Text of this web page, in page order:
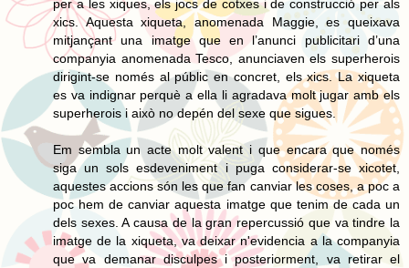
per a les xiques, els jocs de cotxes i de construcció per als
xics. Aquesta xiqueta, anomenada Maggie, es queixava
mitjançant una imatge que en l’anunci publicitari d’una
companyia anomenada Tesco, anunciaven els superherois
dirigint-se només al públic en concret, els xics. La xiqueta
es va indignar perquè a ella li agradava molt jugar amb els
superherois i això no depén del sexe que sigues.
Em sembla un acte molt valent i que encara que només
siga un sols esdeveniment i puga considerar-se xicotet,
aquestes accions són les que fan canviar les coses, a poc a
poc hem de canviar aquesta imatge que tenim de cada un
dels sexes. A causa de la gran repercussió que va tindre la
imatge de la xiqueta, va deixar n'evidencia a la companyia
que va demanar disculpes i posteriorment, va retirar el